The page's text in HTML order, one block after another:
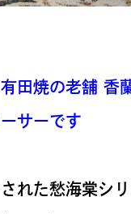
田焼の老舗 香
サーです
れた愁海棠シ